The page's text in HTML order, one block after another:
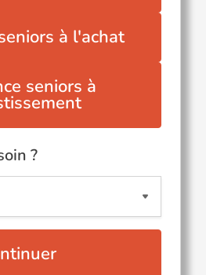
à l'achat
seniors à
?